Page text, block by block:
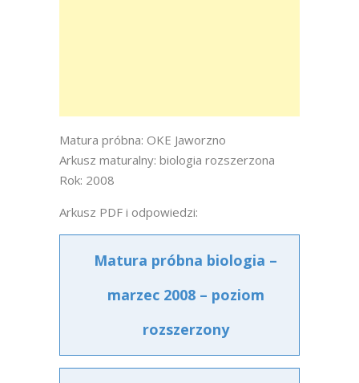
Matura próbna: OKE Jaworzno
Arkusz maturalny: biologia rozszerzona
Rok: 2008
Arkusz PDF i odpowiedzi:
Matura próbna biologia –
marzec 2008 – poziom
rozszerzony